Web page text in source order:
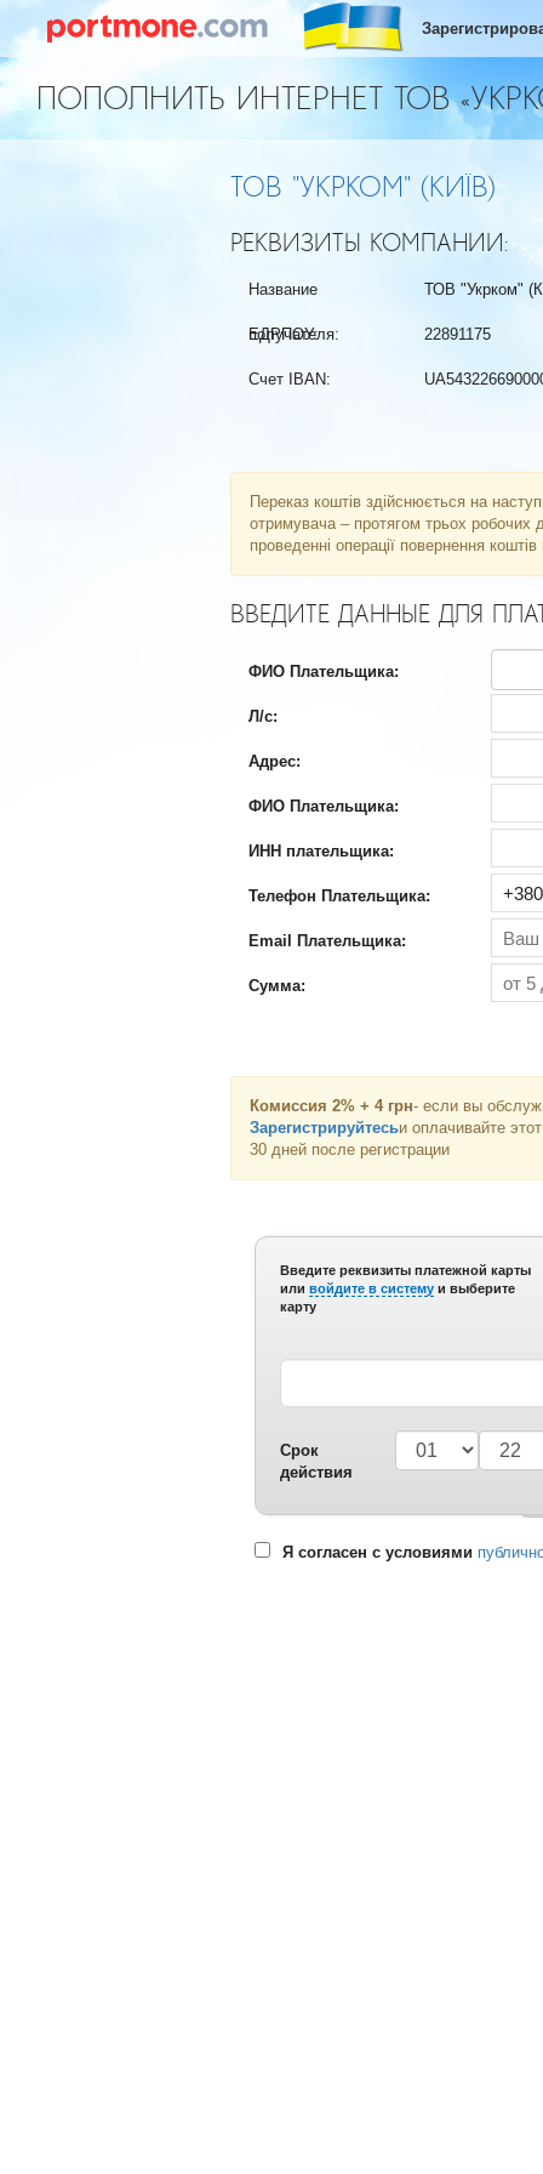
ПОПОЛНИТЬ ИНТЕРНЕТ ТОВ
ТОВ "УКРКОМ" (КИЇВ)
РЕКВИЗИТЫ КОМПАНИИ:
Название
получателя:
ТОВ "Укрком"
ЕДРПОУ: 22891175
Счет IBAN:
Переказ коштів здійснюється на
отримувача – протягом трьох робочих
проведенні операції повернення
ВВЕДИТЕ ДАННЫЕ ДЛЯ
ФИО Плательщика:
Л/с:
Адрес:
ФИО Плательщика:
ИНН плательщика:
Телефон Плательщика:
Email Плательщика:
Сумма:
Комиссия 2% + 4 грн- если вы
Зарегистрируйтесьи оплачивайте
30 дней после регистрации
Введите реквизиты платежной карты
или войдите в систему и выберите
карту
Срок
действия
Я согласен с условиями